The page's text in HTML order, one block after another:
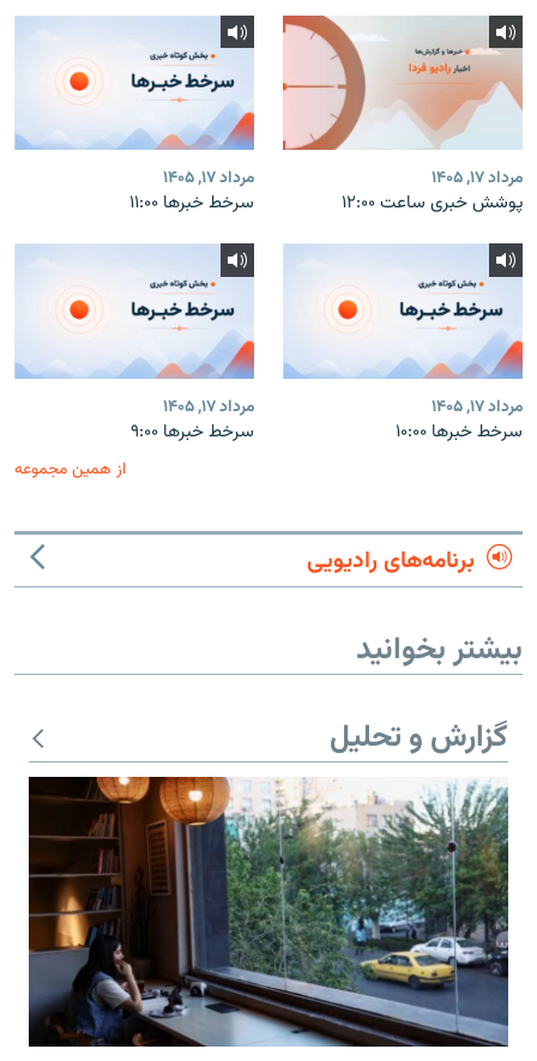
مرداد ۱۷, ۱۴۰۵
پوشش خبری ساعت ۱۲:۰۰
مرداد ۱۷, ۱۴۰۵
سرخط خبرها ۱۱:۰۰
مرداد ۱۷, ۱۴۰۵
سرخط خبرها ۱۰:۰۰
مرداد ۱۷, ۱۴۰۵
سرخط خبرها ۹:۰۰
از همین مجموعه
برنامه‌های رادیویی
بیشتر بخوانید
گزارش و تحلیل